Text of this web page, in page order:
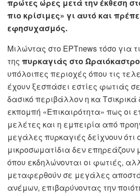
πρώτες ώρες μετά την έκθεση
πιο κρίσιμες» γι αυτό και
εφησυχασμός.
Μιλώντας στο ΕΡΤnews τόσο για
της πυρκαγιάς στο Ωραιόκαστρο
υπόλοιπες περιοχές όπου τις
έχουν ξεσπάσει εστίες φωτιάς
δασικό περιβάλλον η κα
εκπομπή «Επικαιρότητα» πως οι
μελέτες και η εμπειρία από
μεγάλες πυρκαγιές δείχνουν ότι
μικροσωματίδια δεν επηρεάζουν
όπου εκδηλώνονται οι φωτιές,
μεταφερθούν σε μεγάλες
ανέμων, επιβαρύνοντας την